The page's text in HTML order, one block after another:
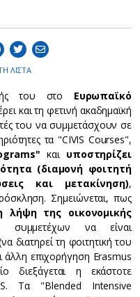
ΛΙΣΤΑ
του στο Ευρωπαϊκό
και τη φετινή ακαδημαϊκή
του να συμμετάσχουν σε
τα "CIVIS Courses",
και υποστηρίζει
(διαμονή φοιτητή
και μετακίνηση),
Σημειώνεται, πως
λήψη της οικονομικής
να είναι
διατηρεί τη φοιτητική του
άλλη επιχορήγηση Erasmus
διεξάγεται η εκάστοτε
Τα "Blended Intensive